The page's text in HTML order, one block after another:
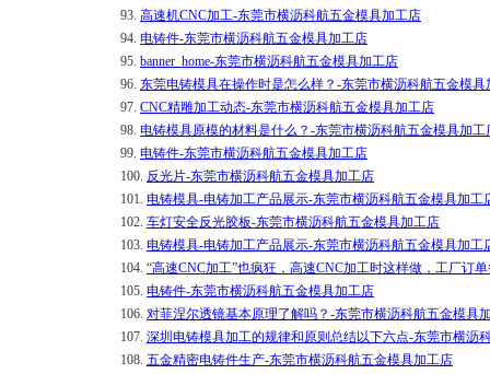
93. 高速机CNC加工-东莞市横沥科航五金模具加工店
94. 电铸件-东莞市横沥科航五金模具加工店
95. banner_home-东莞市横沥科航五金模具加工店
96. 东莞电铸模具在操作时是怎么样？-东莞市横沥科航五金模具
97. CNC精雕加工动态-东莞市横沥科航五金模具加工店
98. 电铸模具原模的材料是什么？-东莞市横沥科航五金模具加工
99. 电铸件-东莞市横沥科航五金模具加工店
100. 反光片-东莞市横沥科航五金模具加工店
101. 电铸模具-电铸加工产品展示-东莞市横沥科航五金模具加工
102. 车灯安全反光胶板-东莞市横沥科航五金模具加工店
103. 电铸模具-电铸加工产品展示-东莞市横沥科航五金模具加工
104. “高速CNC加工”也疯狂，高速CNC加工时这样做，工厂订
105. 电铸件-东莞市横沥科航五金模具加工店
106. 对菲涅尔透镜基本原理了解吗？-东莞市横沥科航五金模具
107. 深圳电铸模具加工的规律和原则总结以下六点-东莞市横沥
108. 五金精密电铸件生产-东莞市横沥科航五金模具加工店